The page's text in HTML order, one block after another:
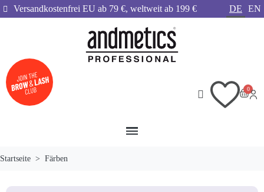
Versandkostenfrei EU ab 79 €, weltweit ab 199 € DE EN
Startseite Färben